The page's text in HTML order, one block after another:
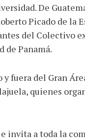
De
Picado de la
del Colectivo
de Panamá.
fuera del Gran
quienes
invita a toda la